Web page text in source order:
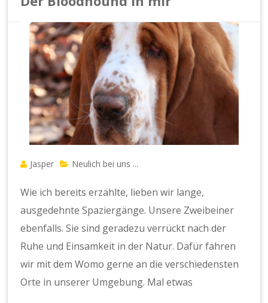
Jasper Neulich bei uns ...
Wie ich bereits erzählte, lieben wir lange,
ausgedehnte Spaziergänge. Unsere Zweibeiner
ebenfalls. Sie sind geradezu verrückt nach der
Ruhe und Einsamkeit in der Natur. Dafür fahren
wir mit dem Womo gerne an die verschiedensten
Orte in unserer Umgebung. Mal etwas